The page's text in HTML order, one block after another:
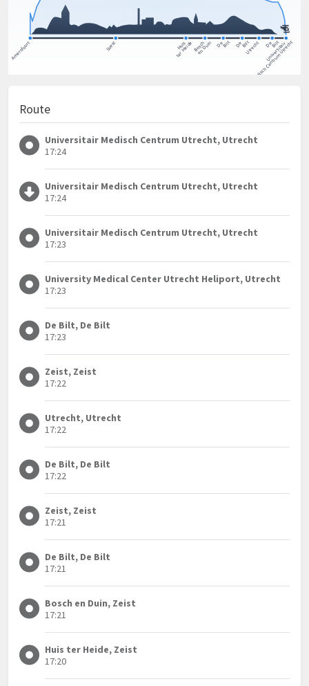
Route
Universitair Medisch Centrum Utrecht, Utrecht
17:24
Universitair Medisch Centrum Utrecht, Utrecht
17:24
Universitair Medisch Centrum Utrecht, Utrecht
17:23
University Medical Center Utrecht Heliport, Utrecht
17:23
De Bilt, De Bilt
17:23
Zeist, Zeist
17:22
Utrecht, Utrecht
17:22
De Bilt, De Bilt
17:22
Zeist, Zeist
17:21
De Bilt, De Bilt
17:21
Bosch en Duin, Zeist
17:21
Huis ter Heide, Zeist
17:20